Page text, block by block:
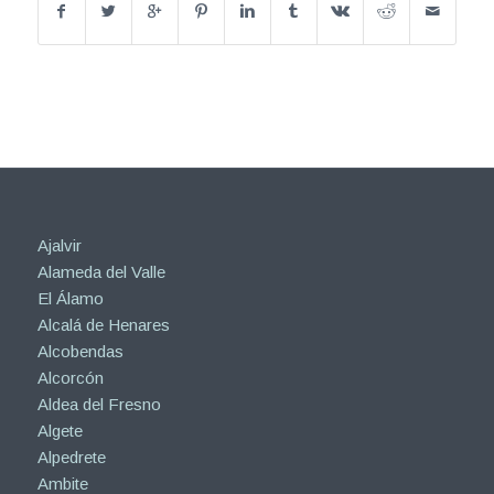
Ajalvir
Alameda del Valle
El Álamo
Alcalá de Henares
Alcobendas
Alcorcón
Aldea del Fresno
Algete
Alpedrete
Ambite